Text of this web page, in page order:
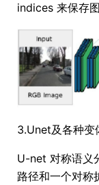
indices 来保存
3.Unet及各种变
U-net 对称语义
路径和一个对称